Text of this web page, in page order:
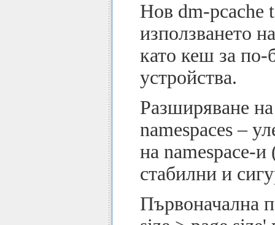
Нов dm-pcache
използването
като кеш за по-
устройства.
Разширяване
namespaces –
на namespace-
стабилни и
Първоначална